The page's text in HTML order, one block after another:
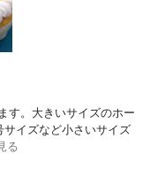
す。大きいサイズのホー
イズなど小さいサイズ
る